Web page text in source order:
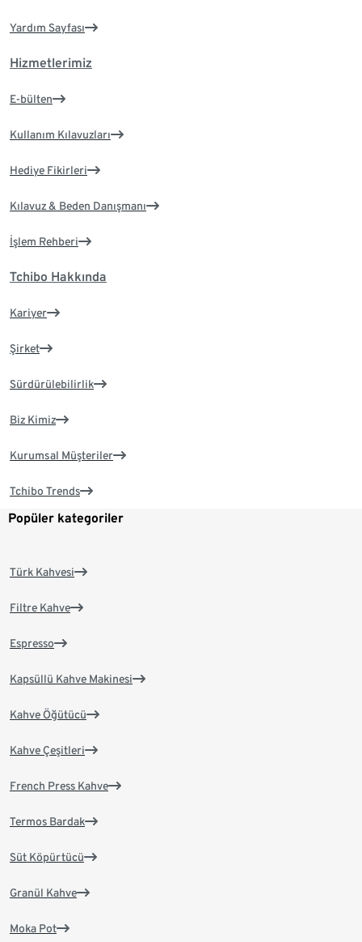
Yardım Sayfası
Hizmetlerimiz
E-bülten
Kullanım Kılavuzları
Hediye Fikirleri
Kılavuz & Beden Danışmanı
İşlem Rehberi
Tchibo Hakkında
Kariyer
Şirket
Sürdürülebilirlik
Biz Kimiz
Kurumsal Müşteriler
Tchibo Trends
Popüler kategoriler
Türk Kahvesi
Filtre Kahve
Espresso
Kapsüllü Kahve Makinesi
Kahve Öğütücü
Kahve Çeşitleri
French Press Kahve
Termos Bardak
Süt Köpürtücü
Granül Kahve
Moka Pot